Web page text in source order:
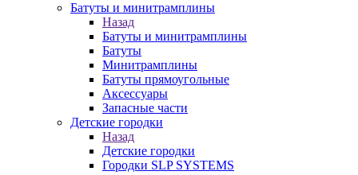
Батуты и минитрамплины
Назад
Батуты и минитрамплины
Батуты
Минитрамплины
Батуты прямоугольные
Аксессуары
Запасные части
Детские городки
Назад
Детские городки
Городки SLP SYSTEMS